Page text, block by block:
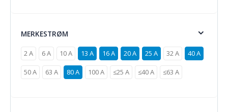
MERKESTRØM
2 A 6 A 10 A 13 A 16 A 20 A 25 A 32 A 40 A
50 A 63 A 80 A 100 A ≤25 A ≤40 A ≤63 A